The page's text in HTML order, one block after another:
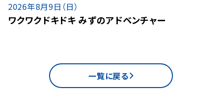
2026年8月9日（日）
ワクワクドキドキ みずのアドベンチャー
一覧に戻る